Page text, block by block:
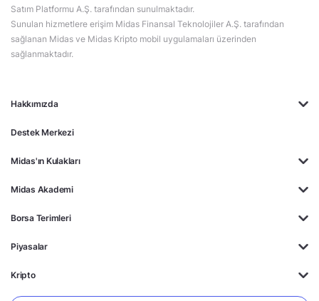
Hakkımızda
Destek Merkezi
Midas'ın Kulakları
Midas Akademi
Borsa Terimleri
Piyasalar
Kripto
Satım Platformu A.Ş. tarafından sunulmaktadır.
Sunulan hizmetlere erişim Midas Finansal Teknolojiler A.Ş. tarafından
sağlanan Midas ve Midas Kripto mobil uygulamaları üzerinden
sağlanmaktadır.